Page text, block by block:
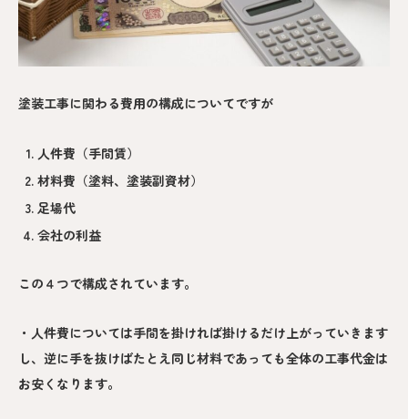
塗装工事に関わる費用の構成についてですが
人件費（手間賃）
材料費（塗料、塗装副資材）
足場代
会社の利益
この４つで構成されています。
・人件費については手間を掛ければ掛けるだけ上がっていきます
し、逆に手を抜けばたとえ同じ材料であっても全体の工事代金は
お安くなります。